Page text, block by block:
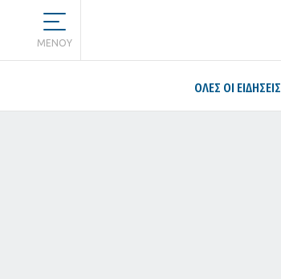
MENOY
ΌΛΕΣ ΟΙ ΕΙΔΉΣΕΙΣ